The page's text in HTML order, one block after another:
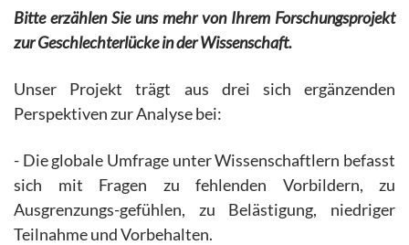
Bitte erzählen Sie uns mehr von Ihrem Forschungsprojekt
zur Geschlechterlücke in der Wissenschaft.
Unser Projekt trägt aus drei sich ergänzenden
Perspektiven zur Analyse bei:
- Die globale Umfrage unter Wissenschaftlern befasst
sich mit Fragen zu fehlenden Vorbildern, zu
Ausgrenzungs-gefühlen, zu Belästigung, niedriger
Teilnahme und Vorbehalten.